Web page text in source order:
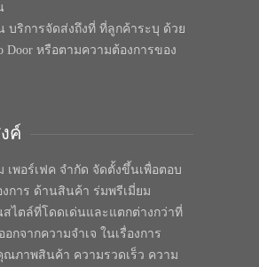
บริการจัดส่งถึงที่ ที่ลูกค้าระบุ ด้วย
Door หรือตามความต้องการของ
ค์
เพอร์เฟค จำกัด จัดตั้งขึ้นเพื่อตอบ
การ ด้านสินค้า ร่มพรีเมี่ยม
สไตล์ที่โดดเด่นและแตกต่างกว่าที่
กจากความจำเจ ในเรื่องการ
ณภาพสินค้า ความรวดเร็ว ความ